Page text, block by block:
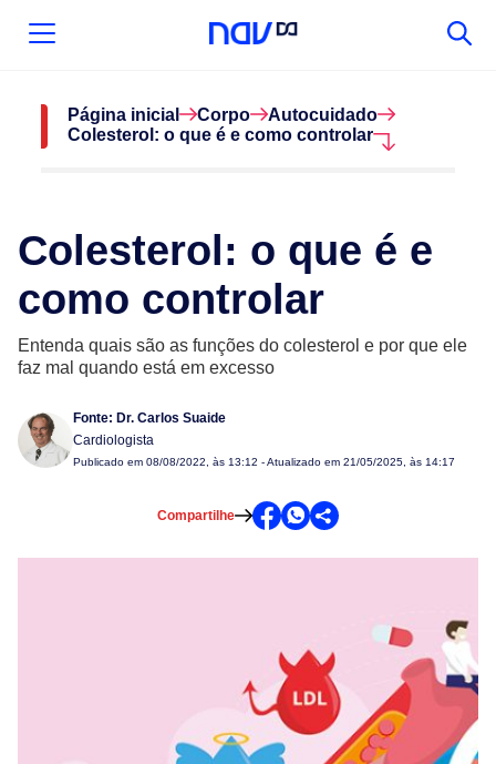
Página inicial Corpo
Autocuidado
Colesterol: o que é e como controlar
Colesterol: o que é e
como controlar
Entenda quais são as funções do colesterol e por que ele
faz mal quando está em excesso
Fonte: Dr. Carlos Suaide
Cardiologista
Publicado em 08/08/2022, às 13:12 - Atualizado em 21/05/2025, às 14:17
Compartilhe